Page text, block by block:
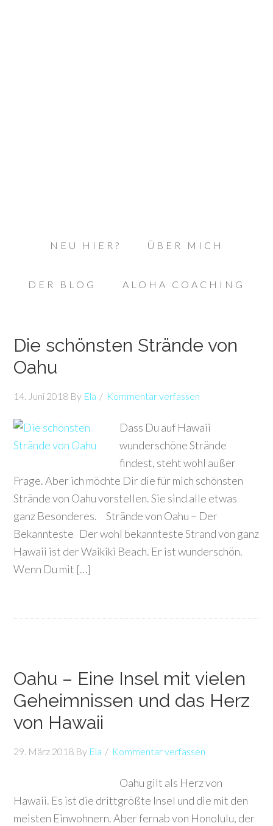
NEU HIER? ÜBER MICH
DER BLOG ALOHA COACHING
Die schönsten Strände von
Oahu
14. Juni 2018 By Ela Kommentar verfassen
Dass Du auf Hawaii
wunderschöne Strände
findest, steht wohl außer
Frage. Aber ich möchte Dir die für mich schönsten
Strände von Oahu vorstellen. Sie sind alle etwas
ganz Besonderes. Strände von Oahu – Der
Bekannteste Der wohl bekannteste Strand von ganz
Hawaii ist der Waikiki Beach. Er ist wunderschön.
Wenn Du mit […]
Oahu – Eine Insel mit vielen
Geheimnissen und das Herz
von Hawaii
29. März 2018 By Ela Kommentar verfassen
Oahu gilt als Herz von
Hawaii. Es ist die drittgrößte Insel und die mit den
meisten Einwohnern. Aber fernab von Honolulu, der